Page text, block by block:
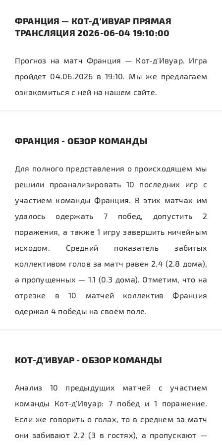
ФРАНЦИЯ — КОТ-Д'ИВУАР ПРЯМАЯ
ТРАНСЛЯЦИЯ 2026-06-04 19:10:00
Прогноз на матч Франция — Кот-д'Ивуар. Игра
пройдет 04.06.2026 в 19:10. Мы же предлагаем
ознакомиться с ней на нашем сайте.
ФРАНЦИЯ - ОБЗОР КОМАНДЫ
Для полного представления о происходящем мы
решили проанализировать 10 последних игр с
участием команды Франция. В этих матчах им
удалось одержать 7 побед, допустить 2
поражения, а также 1 игру завершить ничейным
исходом. Средний показатель забитых
коллективом голов за матч равен 2.4 (2.8 дома),
а пропущенных — 1.1 (0.3 дома). Отметим, что на
отрезке в 10 матчей коллектив Франция
одержал 4 победы на своём поле.
КОТ-Д'ИВУАР - ОБЗОР КОМАНДЫ
Анализ 10 предыдущих матчей с участием
команды Кот-д'Ивуар: 7 побед и 1 поражение.
Если же говорить о голах, то в среднем за матч
они забивают 2.2 (3 в гостях), а пропускают —